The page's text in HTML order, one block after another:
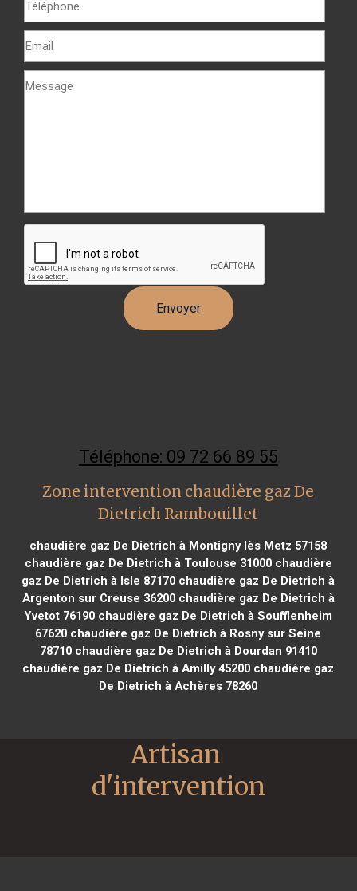
Téléphone: 09 72 66 89 55
Zone intervention chaudière gaz De
Dietrich Rambouillet
chaudière gaz De Dietrich à Montigny lès Metz 57158
chaudière gaz De Dietrich à Toulouse 31000chaudière
gaz De Dietrich à Isle 87170 chaudière gaz De Dietrich à
Argenton sur Creuse 36200chaudière gaz De Dietrich à
Yvetot 76190chaudière gaz De Dietrich à Soufflenheim
67620 chaudière gaz De Dietrich à Rosny sur Seine
78710chaudière gaz De Dietrich à Dourdan 91410
chaudière gaz De Dietrich à Amilly 45200 chaudière gaz
De Dietrich à Achères 78260
Artisan
d'intervention